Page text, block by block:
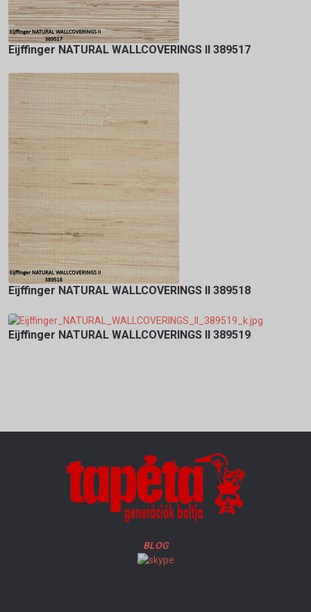
Eijffinger NATURAL WALLCOVERINGS II 389517
Eijffinger NATURAL WALLCOVERINGS II 389518
Eijffinger NATURAL WALLCOVERINGS II 389519
BLOG